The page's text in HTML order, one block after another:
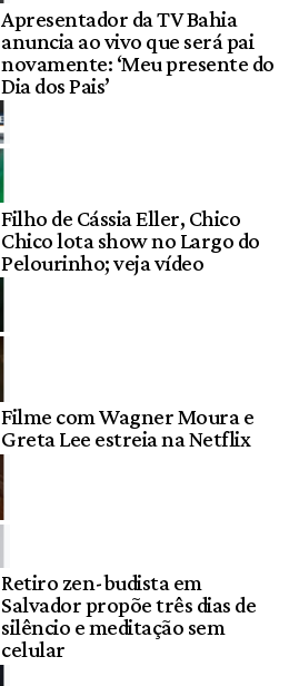
Apresentador da TV Bahia
anuncia ao vivo que será pai
novamente: ‘Meu presente do
Dia dos Pais’
Filho de Cássia Eller, Chico
Chico lota show no Largo do
Pelourinho; veja vídeo
Filme com Wagner Moura e
Greta Lee estreia na Netflix
Retiro zen-budista em
Salvador propõe três dias de
silêncio e meditação sem
celular